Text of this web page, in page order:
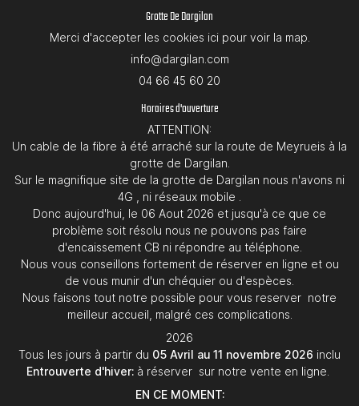
🇬🇧 Anglais
Grotte De Dargilan
Merci d'accepter les cookies icipour voir la map.
04 66 45 60 20
Horaires d'ouverture
ATTENTION:
Un cable de la fibre à été arraché sur la route de Meyrueis à la
grotte de Dargilan.
Sur le magnifique site de la grotte de Dargilan nous n'avons ni
4G , ni réseaux mobile .
Donc aujourd'hui, le 06 Aout 2026 et jusqu'à ce que ce
problème soit résolu nous ne pouvons pas faire
d'encaissement CB ni répondre au téléphone.
Nous vous conseillons fortement de réserver en ligne et ou
de vous munir d'un chéquier ou d'espèces.
Nous faisons tout notre possible pour vous reserver notre
meilleur accueil, malgré ces complications.
2026
Tous les jours à partir du 05 Avril au 11 novembre 2026 inclu
Entrouverte d'hiver: à réserver sur notre vente en ligne.
EN CE MOMENT: